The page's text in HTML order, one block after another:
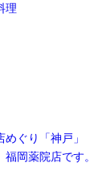
理
めぐり「神戸」
福岡薬院店です。